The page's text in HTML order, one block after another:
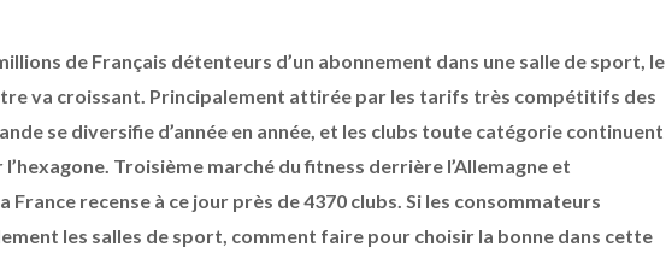
de Français détenteurs d’un abonnement dans une salle de sport, le
va croissant. Principalement attirée par les tarifs très compétitifs des
se diversifie d’année en année, et les clubs toute catégorie continuent
Troisième marché du fitness derrière l’Allemagne et
France recense à ce jour près de 4370 clubs. Si les consommateurs
les salles de sport, comment faire pour choisir la bonne dans cette